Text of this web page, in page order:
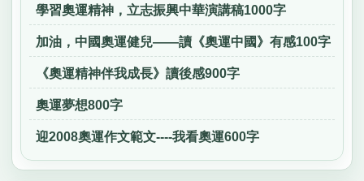
學習奧運精神，立志振興中華演講稿1000字
加油，中國奧運健兒——讀《奧運中國》有感100字
《奧運精神伴我成長》讀後感900字
奧運夢想800字
迎2008奧運作文範文----我看奧運600字